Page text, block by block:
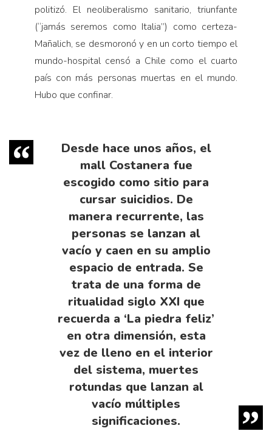
politizó. El neoliberalismo sanitario, triunfante
(“jamás seremos como Italia”) como certeza-
Mañalich, se desmoronó y en un corto tiempo el
mundo-hospital censó a Chile como el cuarto
país con más personas muertas en el mundo.
Hubo que confinar.
Desde hace unos años, el
mall Costanera fue
escogido como sitio para
cursar suicidios. De
manera recurrente, las
personas se lanzan al
vacío y caen en su amplio
espacio de entrada. Se
trata de una forma de
ritualidad siglo XXI que
recuerda a ‘La piedra feliz’
en otra dimensión, esta
vez de lleno en el interior
del sistema, muertes
rotundas que lanzan al
vacío múltiples
significaciones.